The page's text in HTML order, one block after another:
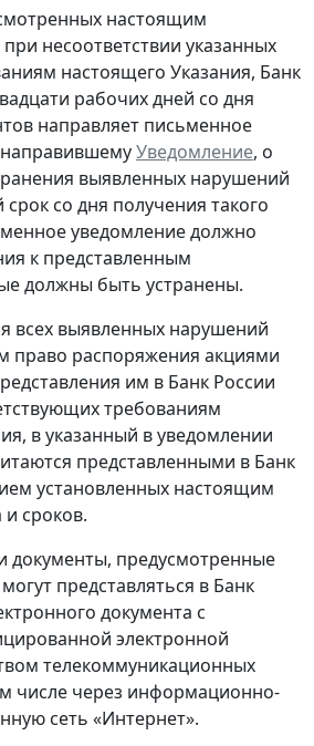
настоящим
несоответствии указанных
настоящего Указания, Банк
рабочих дней со дня
направляет письменное
Уведомление, о
выявленных нарушений
со дня получения такого
уведомление должно
к представленным
должны быть устранены.
всех выявленных нарушений
право распоряжения акциями
им в Банк России
требованиям
в указанный в уведомлении
представленными в Банк
установленных настоящим
сроков.
документы, предусмотренные
представляться в Банк
документа с
электронной
телекоммуникационных
числе через информационно-
сеть «Интернет».